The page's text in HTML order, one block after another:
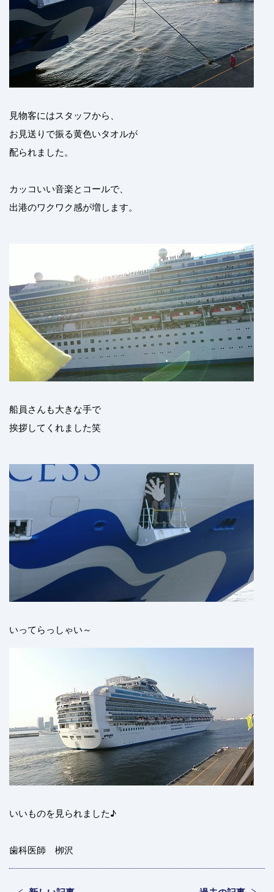
見物客にはスタッフから、
お見送りで振る黄色いタオルが
配られました。
カッコいい音楽とコールで、
出港のワクワク感が増します。
船員さんも大きな手で
挨拶してくれました笑
いってらっしゃい～
いいものを見られました♪
歯科医師 栁沢